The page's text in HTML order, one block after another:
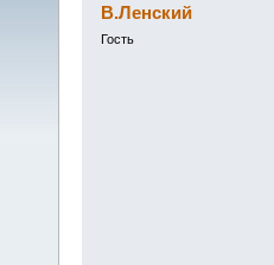
В.Ленский
Гость